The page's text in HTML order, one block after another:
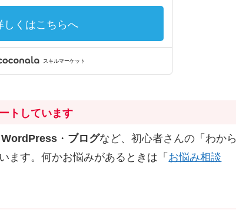
トしています
WordPress ・ ブログなど、初心者さんの「わから
ます。何かお悩みがあるときは「 お悩み相談